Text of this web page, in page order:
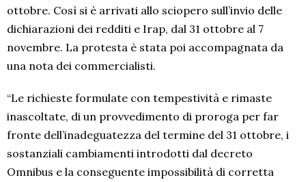
ottobre. Così si è arrivati allo sciopero sull’invio delle
dichiarazioni dei redditi e Irap, dal 31 ottobre al 7
novembre. La protesta è stata poi accompagnata da
una nota dei commercialisti.
“Le richieste formulate con tempestività e rimaste
inascoltate, di un provvedimento di proroga per far
fronte dell’inadeguatezza del termine del 31 ottobre, i
sostanziali cambiamenti introdotti dal decreto
Omnibus e la conseguente impossibilità di corretta